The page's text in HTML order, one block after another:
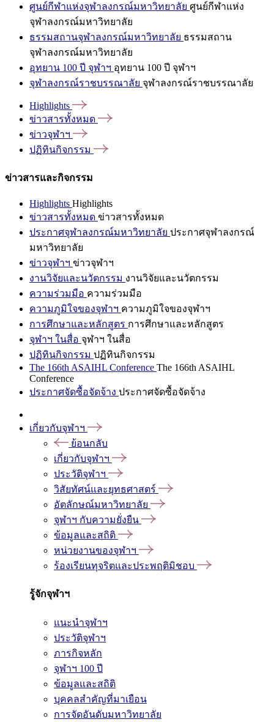
ศูนย์กีฬาแห่งจุฬาลงกรณ์มหาวิทยาลัย ศูนย์กีฬาแห่ง
จุฬาลงกรณ์มหาวิทยาลัย
ธรรมสถานจุฬาลงกรณ์มหาวิทยาลัย ธรรมสถาน
จุฬาลงกรณ์มหาวิทยาลัย
อุทยาน 100 ปี จุฬาฯ อุทยาน 100 ปี จุฬาฯ
จุฬาลงกรณ์ราชบรรณาลัย จุฬาลงกรณ์ราชบรรณาลัย
Highlights
ข่าวสารทั้งหมด
ข่าวจุฬาฯ
ปฏิทินกิจกรรม
ข่าวสารและกิจกรรม
Highlights Highlights
ข่าวสารทั้งหมด ข่าวสารทั้งหมด
ประกาศจุฬาลงกรณ์มหาวิทยาลัย ประกาศจุฬาลงกรณ์
มหาวิทยาลัย
ข่าวจุฬาฯ ข่าวจุฬาฯ
งานวิจัยและนวัตกรรม งานวิจัยและนวัตกรรม
ความร่วมมือ ความร่วมมือ
ความภูมิใจของจุฬาฯ ความภูมิใจของจุฬาฯ
การศึกษาและหลักสูตร การศึกษาและหลักสูตร
จุฬาฯ ในสื่อ จุฬาฯ ในสื่อ
ปฏิทินกิจกรรม ปฏิทินกิจกรรม
The 166th ASAIHL Conference The 166th ASAIHL
Conference
ประกาศจัดซื้อจัดจ้าง ประกาศจัดซื้อจัดจ้าง
เกี่ยวกับจุฬาฯ
ย้อนกลับ
เกี่ยวกับจุฬาฯ
ประวัติจุฬาฯ
วิสัยทัศน์และยุทธศาสตร์
อัตลักษณ์มหาวิทยาลัย
จุฬาฯ กับความยั่งยืน
ข้อมูลและสถิติ
หน่วยงานของจุฬาฯ
ร้องเรียนทุจริตและประพฤติมิชอบ
รู้จักจุฬาฯ
แนะนำจุฬาฯ
ประวัติจุฬาฯ
ภารกิจหลัก
จุฬาฯ 100 ปี
ข้อมูลและสถิติ
บุคคลสำคัญที่มาเยือน
การจัดอันดับมหาวิทยาลัย